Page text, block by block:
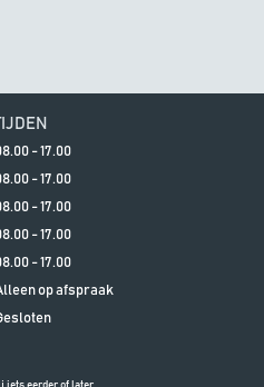
- 17.00
- 17.00
- 17.00
- 17.00
- 17.00
op afspraak
iets eerder of later